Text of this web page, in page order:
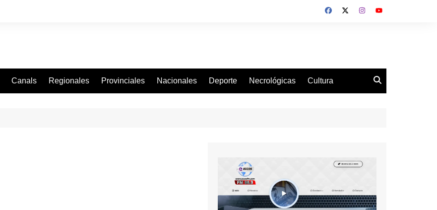
Canals Regionales Provinciales Nacionales Deporte Necrológicas Cultura